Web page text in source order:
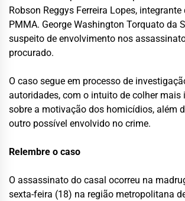
Robson Reggys Ferreira Lopes,
PMMA. George Washington Torquato da
suspeito de envolvimento nos
procurado.
O caso segue em processo de
autoridades, com o intuito de colher mais
sobre a motivação dos homicídios, além
outro possível envolvido no crime.
Relembre o caso
O assassinato do casal ocorreu na
sexta-feira (18) na região metropolitana